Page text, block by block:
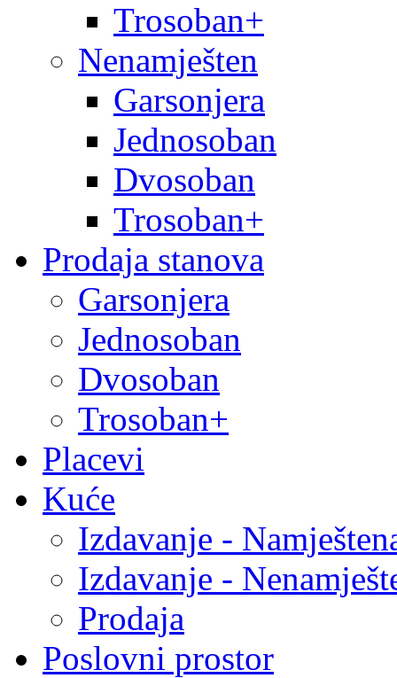
Trosoban+
Nenamješten
Garsonjera
Jednosoban
Dvosoban
Trosoban+
Prodaja stanova
Garsonjera
Jednosoban
Dvosoban
Trosoban+
Placevi
Kuće
Izdavanje -
Izdavanje -
Prodaja
Poslovni prostor